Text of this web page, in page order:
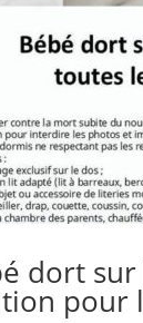
dort
pour